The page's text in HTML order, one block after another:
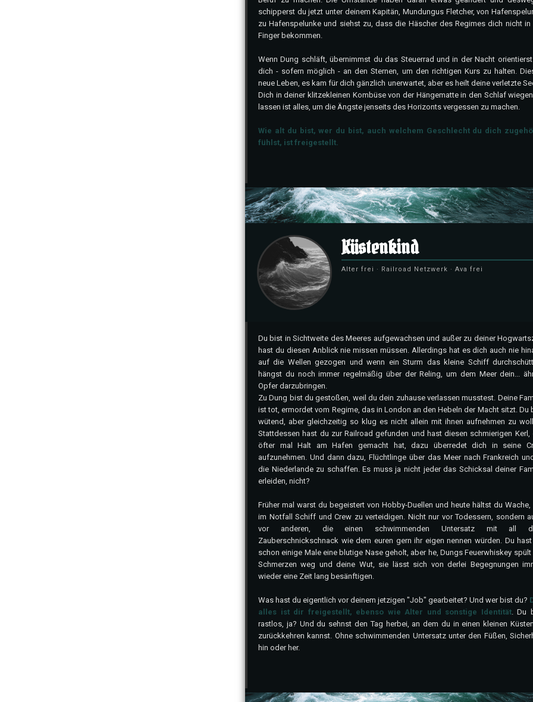
schipperst du jetzt unter deinem Kapitän, Mundungus Fletcher, von
zu Hafenspelunke und siehst zu, dass die Häscher des Regimes dich nicht in
Finger bekommen.
Wenn Dung schläft, übernimmst du das Steuerrad und in der Nacht
dich - sofern möglich - an den Sternen, um den richtigen Kurs zu halten.
neue Leben, es kam für dich gänzlich unerwartet, aber es heilt deine verletzte
Dich in deiner klitzekleinen Kombüse von der Hängematte in den Schlaf
lassen ist alles, um die Ängste jenseits des Horizonts vergessen zu machen.
Wie alt du bist, wer du bist, auch welchem Geschlecht du dich
fühlst, ist freigestellt.
Küstenkind
Alter frei · Railroad Netzwerk · Ava frei
Du bist in Sichtweite des Meeres aufgewachsen und außer zu deiner
hast du diesen Anblick nie missen müssen. Allerdings hat es dich auch nie
auf die Wellen gezogen und wenn ein Sturm das kleine Schiff
hängst du noch immer regelmäßig über der Reling, um dem Meer dein...
Opfer darzubringen.
Zu Dung bist du gestoßen, weil du dein zuhause verlassen musstest. Deine
ist tot, ermordet vom Regime, das in London an den Hebeln der Macht sitzt. Du
wütend, aber gleichzeitig so klug es nicht allein mit ihnen aufnehmen zu
Stattdessen hast du zur Railroad gefunden und hast diesen schmierigen Kerl,
öfter mal Halt am Hafen gemacht hat, dazu überredet dich in seine
aufzunehmen. Und dann dazu, Flüchtlinge über das Meer nach Frankreich
die Niederlande zu schaffen. Es muss ja nicht jeder das Schicksal deiner
erleiden, nicht?
Früher mal warst du begeistert von Hobby-Duellen und heute hältst du Wache,
im Notfall Schiff und Crew zu verteidigen. Nicht nur vor Todessern, sondern
vor anderen, die einen schwimmenden Untersatz mit all
Zauberschnickschnack wie dem euren gern ihr eigen nennen würden. Du
schon einige Male eine blutige Nase geholt, aber he, Dungs Feuerwhiskey spült
Schmerzen weg und deine Wut, sie lässt sich von derlei Begegnungen
wieder eine Zeit lang besänftigen.
Was hast du eigentlich vor deinem jetzigen "Job" gearbeitet? Und wer bist du?
alles ist dir freigestellt, ebenso wie Alter und sonstige Identität. Du
rastlos, ja? Und du sehnst den Tag herbei, an dem du in einen kleinen
zurückkehren kannst. Ohne schwimmenden Untersatz unter den Füßen,
hin oder her.